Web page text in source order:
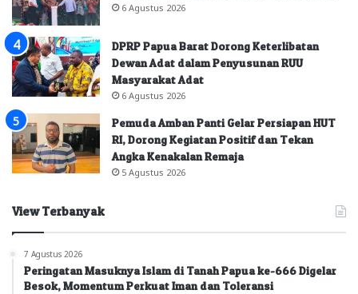
6 Agustus 2026
DPRP Papua Barat Dorong Keterlibatan
Dewan Adat dalam Penyusunan RUU
Masyarakat Adat
6 Agustus 2026
Pemuda Amban Panti Gelar Persiapan HUT
RI, Dorong Kegiatan Positif dan Tekan
Angka Kenakalan Remaja
5 Agustus 2026
View Terbanyak
7 Agustus 2026
Peringatan Masuknya Islam di Tanah Papua ke-666 Digelar
Besok, Momentum Perkuat Iman dan Toleransi